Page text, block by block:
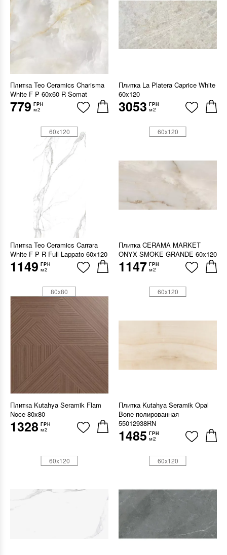
Плитка Teo Ceramics Charisma
White F P 60x60 R Somat
779 ГРН
м2
Плитка La Platera Caprice White
60x120
3053 ГРН
м2
Плитка Teo Ceramics Carrara
White F P R Full Lappato 60x120
1149 ГРН
м2
60x120
Плитка CERAMA MARKET
ONYX SMOKE GRANDE 60х120
1147 ГРН
м2
60x120
Плитка Kutahya Seramik Flam
Noce 80x80
1328 ГРН
м2
80x80
Плитка Kutahya Seramik Opal
Bone полированная
55012938RN
1485 ГРН
м2
60x120
60x120 60x120